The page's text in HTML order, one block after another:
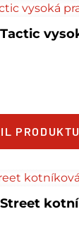
Tactic
PRODUKTU
Street